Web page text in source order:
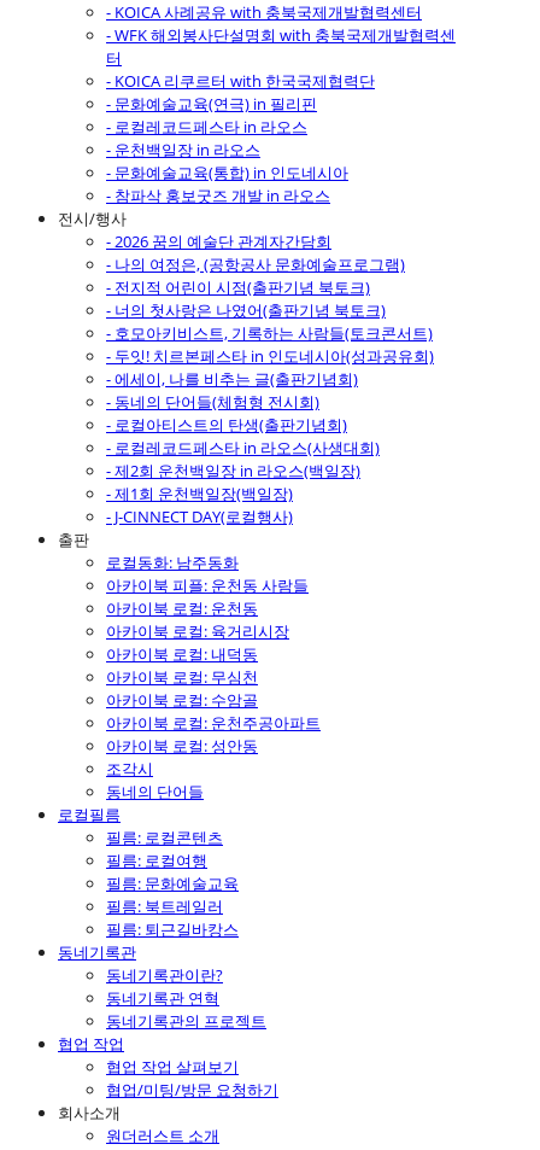
- KOICA 사례공유 with 충북국제개발협력센터
- WFK 해외봉사단설명회 with 충북국제개발협력센
터
- KOICA 리쿠르터 with 한국국제협력단
- 문화예술교육(연극) in 필리핀
- 로컬레코드페스타 in 라오스
- 운천백일장 in 라오스
- 문화예술교육(통합) in 인도네시아
- 참파삭 홍보굿즈 개발 in 라오스
전시/행사
- 2026 꿈의 예술단 관계자간담회
- 나의 여정은, (공항공사 문화예술프로그램)
- 전지적 어린이 시점(출판기념 북토크)
- 너의 첫사랑은 나였어(출판기념 북토크)
- 호모아키비스트, 기록하는 사람들(토크콘서트)
- 두잇! 치르본페스타 in 인도네시아(성과공유회)
- 에세이, 나를 비추는 글(출판기념회)
- 동네의 단어들(체험형 전시회)
- 로컬아티스트의 탄생(출판기념회)
- 로컬레코드페스타 in 라오스(사생대회)
- 제2회 운천백일장 in 라오스(백일장)
- 제1회 운천백일장(백일장)
- J-CINNECT DAY(로컬행사)
출판
로컬동화: 남주동화
아카이북 피플: 운천동 사람들
아카이북 로컬: 운천동
아카이북 로컬: 육거리시장
아카이북 로컬: 내덕동
아카이북 로컬: 무심천
아카이북 로컬: 수암골
아카이북 로컬: 운천주공아파트
아카이북 로컬: 성안동
조각시
동네의 단어들
로컬필름
필름: 로컬콘텐츠
필름: 로컬여행
필름: 문화예술교육
필름: 북트레일러
필름: 퇴근길바캉스
동네기록관
동네기록관이란?
동네기록관 연혁
동네기록관의 프로젝트
협업 작업
협업 작업 살펴보기
협업/미팅/방문 요청하기
회사소개
원더러스트 소개